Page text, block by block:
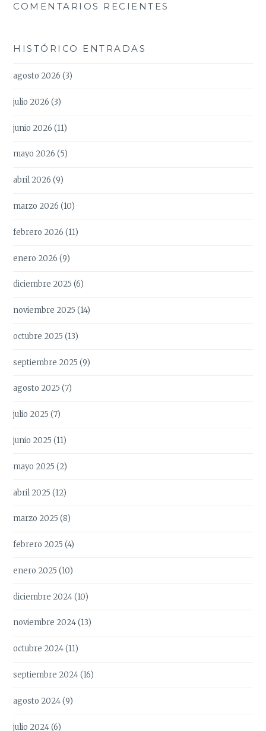
COMENTARIOS RECIENTES
HISTÓRICO ENTRADAS
agosto 2026 (3)
julio 2026 (3)
junio 2026 (11)
mayo 2026 (5)
abril 2026 (9)
marzo 2026 (10)
febrero 2026 (11)
enero 2026 (9)
diciembre 2025 (6)
noviembre 2025 (14)
octubre 2025 (13)
septiembre 2025 (9)
agosto 2025 (7)
julio 2025 (7)
junio 2025 (11)
mayo 2025 (2)
abril 2025 (12)
marzo 2025 (8)
febrero 2025 (4)
enero 2025 (10)
diciembre 2024(10)
noviembre 2024(13)
octubre 2024(11)
septiembre 2024(16)
agosto 2024(9)
julio 2024(6)